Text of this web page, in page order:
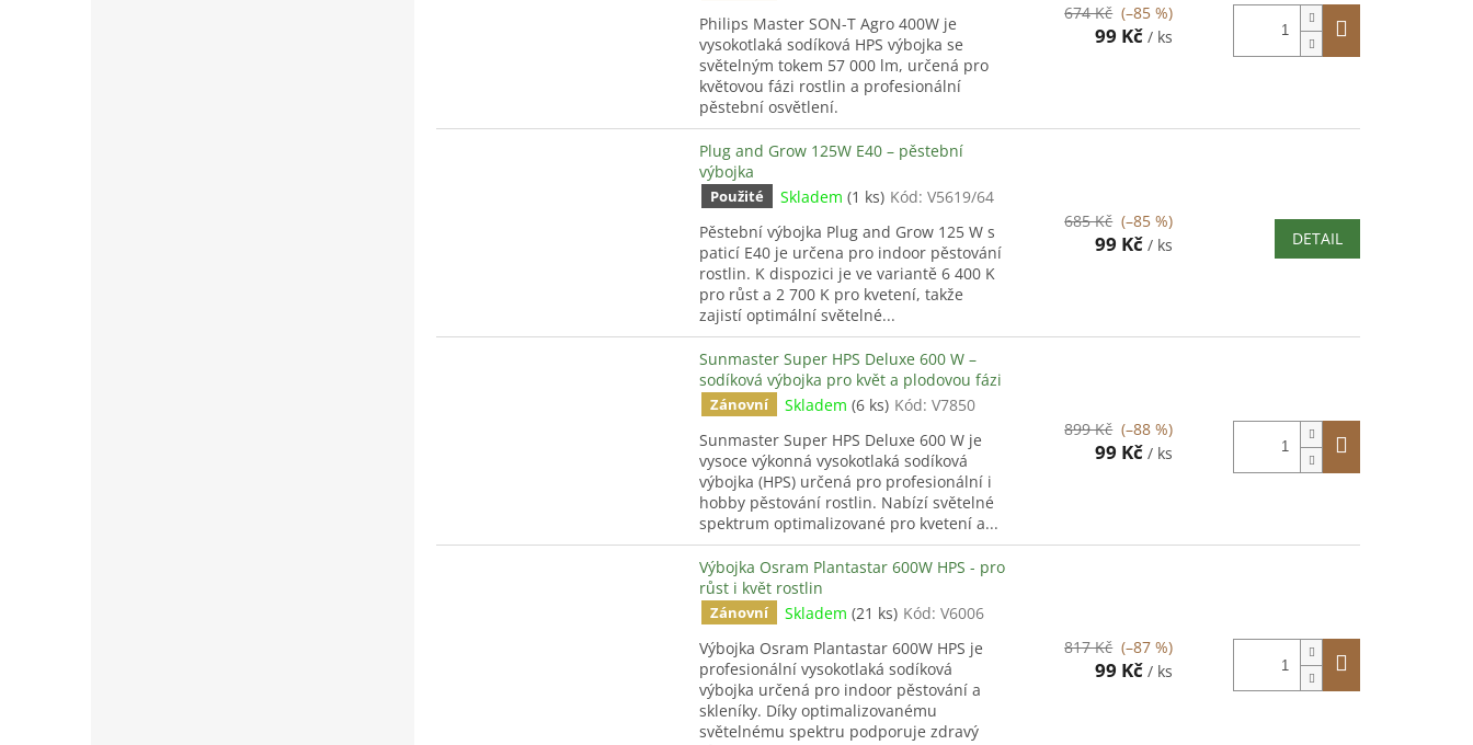
Philips Master SON-T Agro 400W je
vysokotlaká sodíková HPS výbojka se
světelným tokem 57 000 lm, určená pro
květovou fázi rostlin a profesionální
pěstební osvětlení.
674 Kč (–85 %)
99 Kč/ ks
Plug and Grow 125W E40 – pěstební
výbojka
Použité Skladem (1 ks) Kód: V5619/64
Pěstební výbojka Plug and Grow 125 W s
paticí E40 je určena pro indoor pěstování
rostlin. K dispozici je ve variantě 6 400 K
pro růst a 2 700 K pro kvetení, takže
zajistí optimální světelné...
685 Kč (–85 %)
99 Kč/ ks DETAIL
Sunmaster Super HPS Deluxe 600 W –
sodíková výbojka pro květ a plodovou fázi
Zánovní Skladem (6 ks) Kód: V7850
Sunmaster Super HPS Deluxe 600 W je
vysoce výkonná vysokotlaká sodíková
výbojka (HPS) určená pro profesionální i
hobby pěstování rostlin. Nabízí světelné
spektrum optimalizované pro kvetení a...
899 Kč (–88 %)
99 Kč/ ks
Výbojka Osram Plantastar 600W HPS - pro
růst i květ rostlin
Zánovní Skladem (21 ks) Kód: V6006
Výbojka Osram Plantastar 600W HPS je
profesionální vysokotlaká sodíková
výbojka určená pro indoor pěstování a
skleníky. Díky optimalizovanému
světelnému spektru podporuje zdravý
817 Kč (–87 %)
99 Kč/ ks